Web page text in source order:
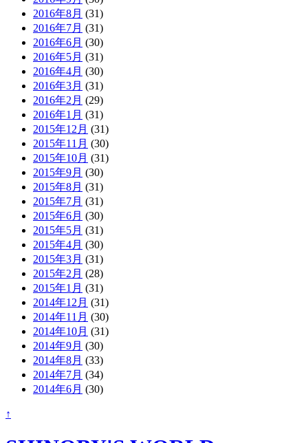
2016年8月 (31)
2016年7月 (31)
2016年6月 (30)
2016年5月 (31)
2016年4月 (30)
2016年3月 (31)
2016年2月 (29)
2016年1月 (31)
2015年12月 (31)
2015年11月 (30)
2015年10月 (31)
2015年9月 (30)
2015年8月 (31)
2015年7月 (31)
2015年6月 (30)
2015年5月 (31)
2015年4月 (30)
2015年3月 (31)
2015年2月 (28)
2015年1月 (31)
2014年12月 (31)
2014年11月 (30)
2014年10月 (31)
2014年9月 (30)
2014年8月 (33)
2014年7月 (34)
2014年6月 (30)
↑